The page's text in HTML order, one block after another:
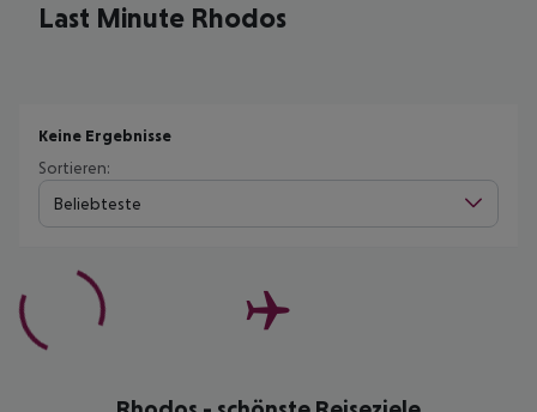
Last Minute Rhodos
Keine Ergebnisse
Sortieren:
Beliebteste